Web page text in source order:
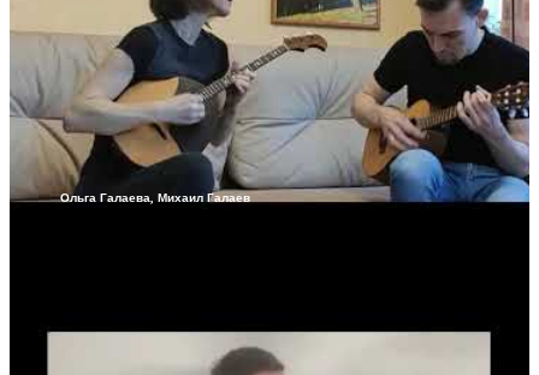
Ольга Галаева, Михаил Галаев